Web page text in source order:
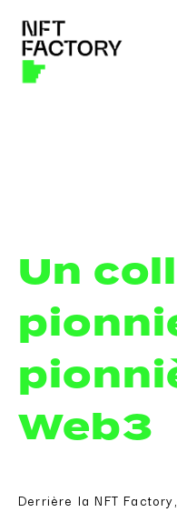
Un
Web3
Derrière la NFT